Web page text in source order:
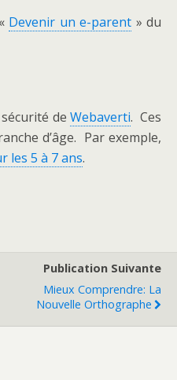
Devenir un e-parent » du
sécurité deWebaverti. Ces
d’âge. Par exemple,
les 5 à 7 ans.
Publication Suivante
Mieux Comprendre: La
Nouvelle Orthographe